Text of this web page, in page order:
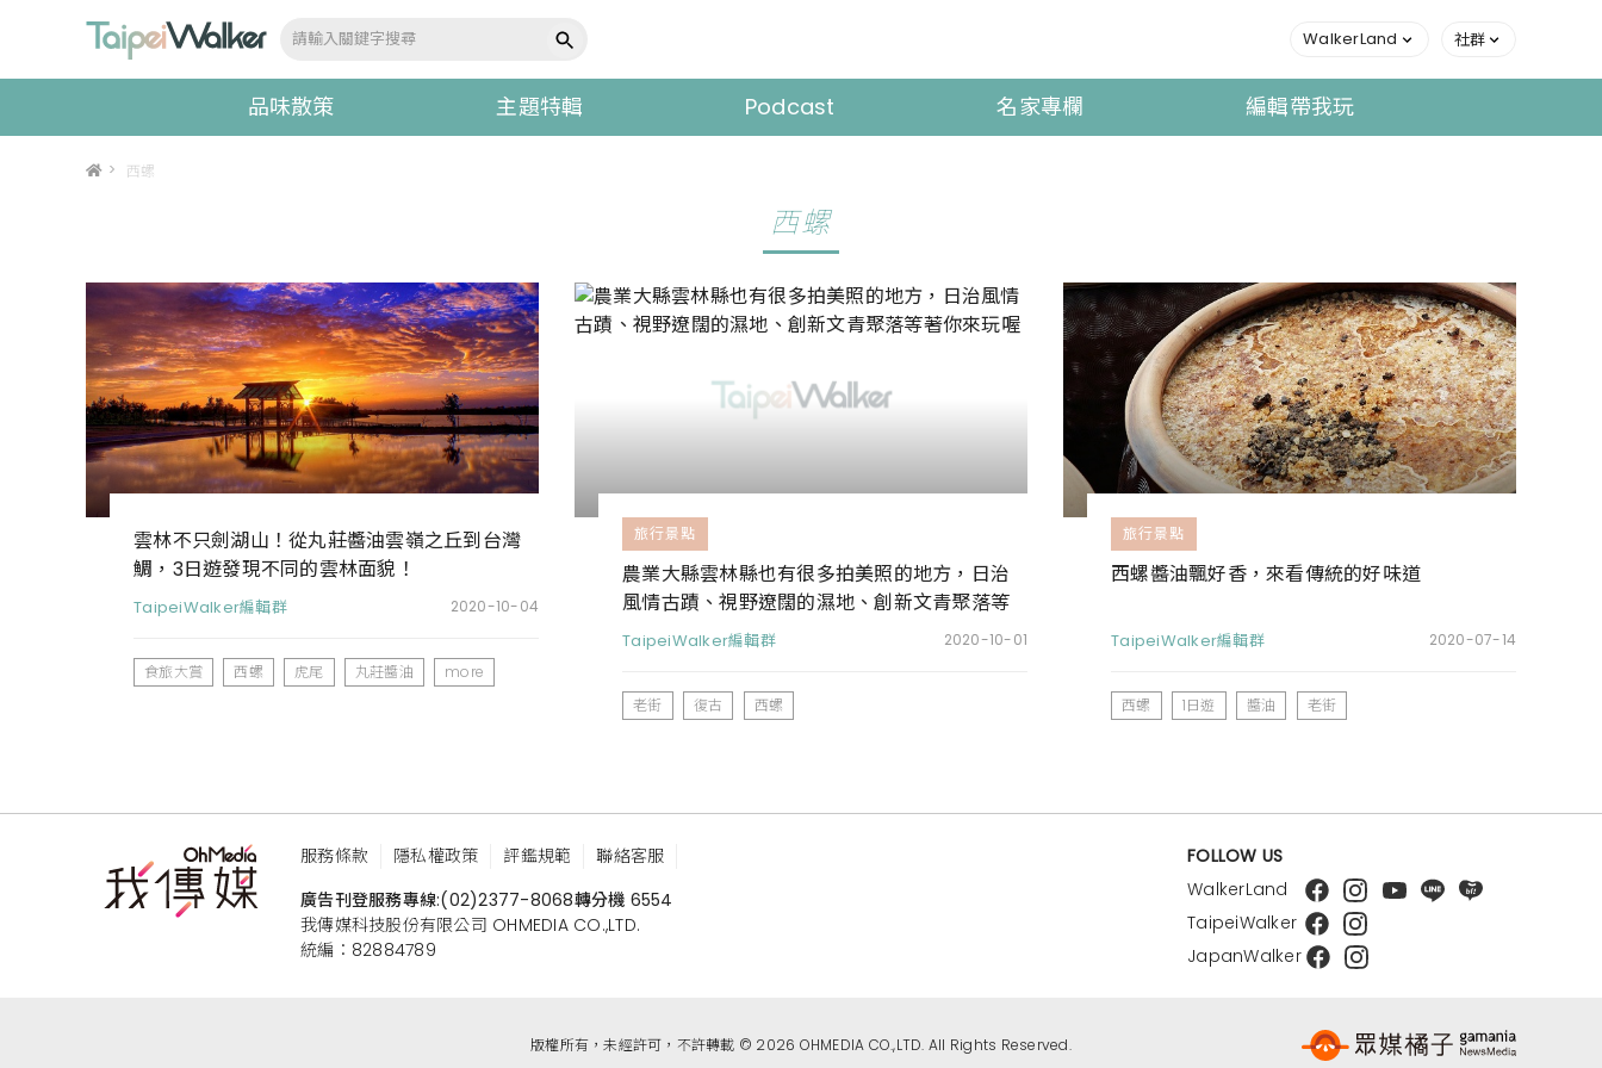
WalkerLand 社群
品味散策 主題特輯 Podcast 名家專欄 編輯帶我玩
> 西螺
西螺
雲林不只劍湖山！從丸莊醬油雲嶺之丘到台灣
鯛，3日遊發現不同的雲林面貌！
TaipeiWalker編輯群 2020-10-04
食旅大賞 西螺 虎尾 丸莊醬油 more
旅行景點
農業大縣雲林縣也有很多拍美照的地方，日治
風情古蹟、視野遼闊的濕地、創新文青聚落等
著你來玩喔
TaipeiWalker編輯群 2020-10-01
老街 復古 西螺
旅行景點
西螺醬油飄好香，來看傳統的好味道
TaipeiWalker編輯群 2020-07-14
西螺 1日遊 醬油 老街
服務條款 隱私權政策 評鑑規範
聯絡客服
廣告刊登服務專線:(02)2377-8068轉分機 6554
我傳媒科技股份有限公司 OHMEDIA CO.,LTD.
統編：82884789
FOLLOW US
WalkerLand
TaipeiWalker
JapanWalker
版權所有，未經許可，不許轉載 © 2026 OHMEDIA CO.,LTD. All Rights Reserved.